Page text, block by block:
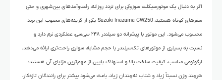
اگر به دنبال یک موتورسیکلت سوزوکی برای تردد روزانه، رفت‌وآمدهای بین‌شهری و حتی
سفرهای کوتاه هستید، Suzuki Inazuma GW250 یکی از گزینه‌های محبوب این برند
محسوب می‌شود. این موتور با پیشرانه دو سیلندر ۲۴۸ سی‌سی، عملکردی نرم دارد و
نسبت به بسیاری از موتورهای تک‌سیلندر با حجم مشابه، سواری راحت‌تری ارائه می‌دهد.
ارگونومی مناسب، کیفیت ساخت بالا و استهلاک پایین از مهم‌ترین مزایای آن هستند؛
هرچند وزن نسبتاً زیاد و شتاب نه‌چندان زیاد، باعث می‌شود بیشتر برای رانندگان تازه‌کار،